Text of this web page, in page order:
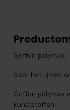
Griffon polymax
Voor het lijmen
Griffon polymax
kunststoffen.